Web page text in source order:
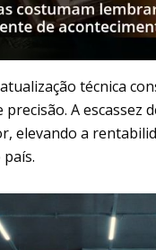
técnica
A escassez
elevando a